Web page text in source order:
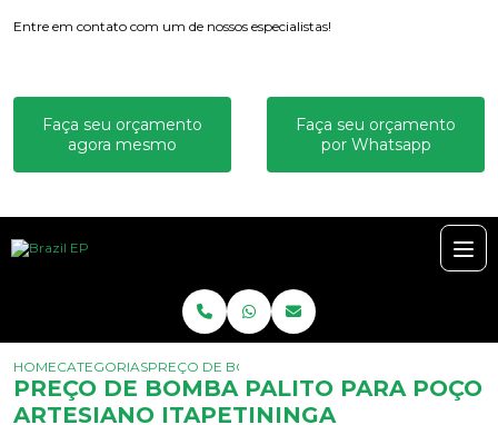
Entre em contato com um de nossos especialistas!
Faça seu orçamento
agora mesmo
Faça seu orçamento
por Whatsapp
HOMECATEGORIASPREÇO DE BOMBA PALITO PARA POÇO
PREÇO DE BOMBA PALITO PARA POÇO
ARTESIANO ITAPETININGA